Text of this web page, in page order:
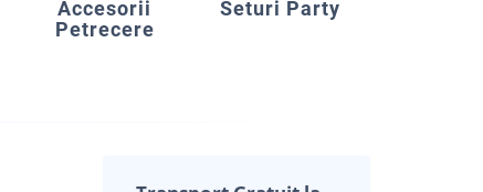
Accesorii
Petrecere
Seturi Party